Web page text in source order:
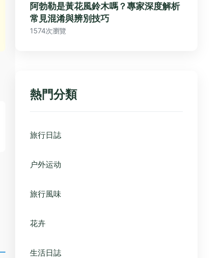
阿勃勒是黃花風鈴木嗎？專家深度解析
常見混淆與辨別技巧
1574次瀏覽
熱門分類
旅行日誌
户外运动
旅行風味
花卉
生活日誌